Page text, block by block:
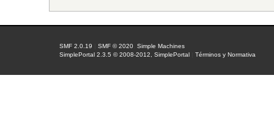
SMF 2.0.19 |SMF © 2020 ,Simple Machines
SimplePortal 2.3.5 © 2008-2012, SimplePortal
|Términos y Normativa